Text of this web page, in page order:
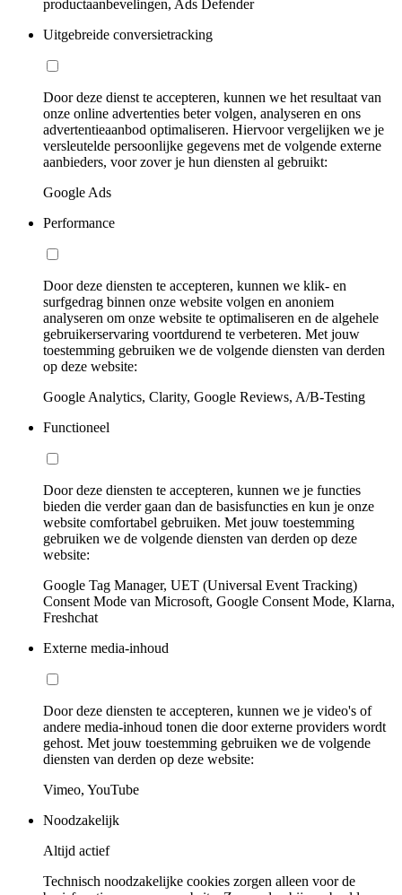
productaanbevelingen, Ads Defender
Uitgebreide conversietracking
Door deze dienst te accepteren, kunnen we het resultaat van
onze online advertenties beter volgen, analyseren en ons
advertentieaanbod optimaliseren. Hiervoor vergelijken we je
versleutelde persoonlijke gegevens met de volgende externe
aanbieders, voor zover je hun diensten al gebruikt:
Google Ads
Performance
Door deze diensten te accepteren, kunnen we klik- en
surfgedrag binnen onze website volgen en anoniem
analyseren om onze website te optimaliseren en de algehele
gebruikerservaring voortdurend te verbeteren. Met jouw
toestemming gebruiken we de volgende diensten van derden
op deze website:
Google Analytics, Clarity, Google Reviews, A/B-Testing
Functioneel
Door deze diensten te accepteren, kunnen we je functies
bieden die verder gaan dan de basisfuncties en kun je onze
website comfortabel gebruiken. Met jouw toestemming
gebruiken we de volgende diensten van derden op deze
website:
Google Tag Manager, UET (Universal Event Tracking)
Consent Mode van Microsoft, Google Consent Mode, Klarna,
Freshchat
Externe media-inhoud
Door deze diensten te accepteren, kunnen we je video's of
andere media-inhoud tonen die door externe providers wordt
gehost. Met jouw toestemming gebruiken we de volgende
diensten van derden op deze website:
Vimeo, YouTube
Noodzakelijk
Altijd actief
Technisch noodzakelijke cookies zorgen alleen voor de